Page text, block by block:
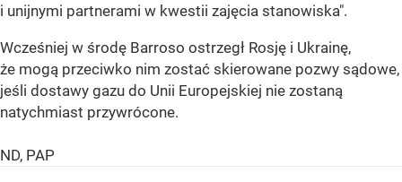
i unijnymi partnerami w kwestii zajęcia stanowiska".
Wcześniej w środę Barroso ostrzegł Rosję i Ukrainę,
że mogą przeciwko nim zostać skierowane pozwy sądowe,
jeśli dostawy gazu do Unii Europejskiej nie zostaną
natychmiast przywrócone.
ND, PAP